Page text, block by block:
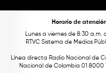
Horario de
Lunes a viernes de 8:30 a.m.
RTVC Sistema de Medios
Línea directa Radio Nacional de
Nacional de Colombia 01 8000